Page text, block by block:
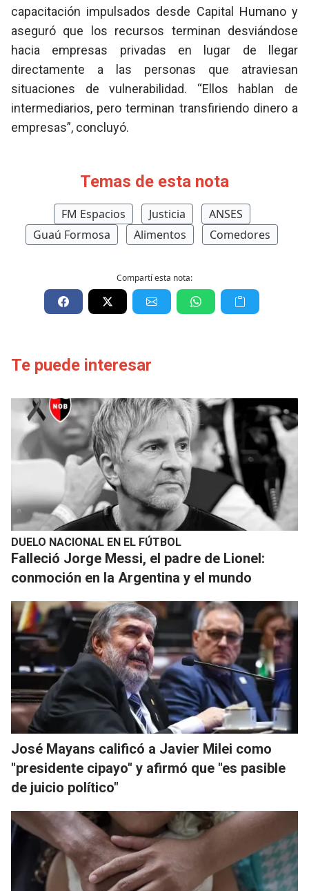
capacitación impulsados desde Capital Humano y
aseguró que los recursos terminan desviándose
hacia empresas privadas en lugar de llegar
directamente a las personas que atraviesan
situaciones de vulnerabilidad. “Ellos hablan de
intermediarios, pero terminan transfiriendo dinero a
empresas”, concluyó.
Temas de esta nota
FM Espacios Justicia
ANSES
Guaú Formosa
Alimentos Comedores
Compartí esta nota:
Te puede interesar
DUELO NACIONAL EN EL FÚTBOL
Falleció Jorge Messi, el padre de Lionel:
conmoción en la Argentina y el mundo
José Mayans calificó a Javier Milei como
"presidente cipayo" y afirmó que "es pasible
de juicio político"